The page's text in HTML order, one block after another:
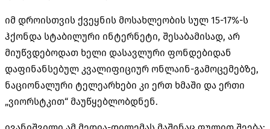
იმ დროისთვის ქვეყნის მოსახლეობის სულ 15-17%-ს
ჰქონდა სტაბილური ინტერნეტი, შესაბამისად, არ
მიუწვდებოდათ ხელი დასავლური ფონდებიდან
დაფინანსებულ კვალიფიციურ ონლაინ-გამოცემებზე,
ნაციონალური ტელეარხები კი ერთ ხმაში და ერთი
„ვიორსტკით“ მაუწყებლობდნენ.